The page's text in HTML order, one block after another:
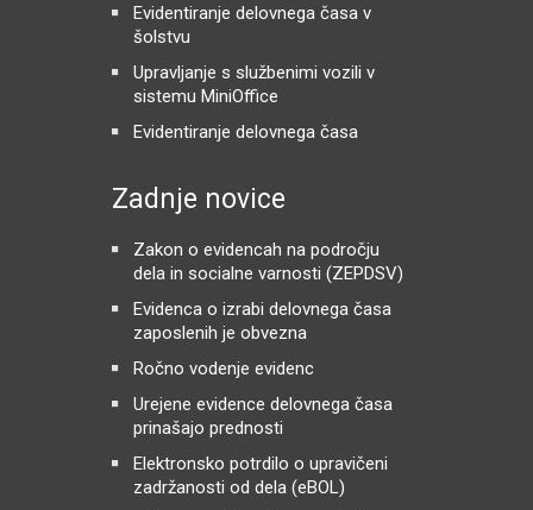
Evidentiranje delovnega časa v
šolstvu
Upravljanje s službenimi vozili v
sistemu MiniOffice
Evidentiranje delovnega časa
Zadnje novice
Zakon o evidencah na področju
dela in socialne varnosti (ZEPDSV)
Evidenca o izrabi delovnega časa
zaposlenih je obvezna
Ročno vodenje evidenc
Urejene evidence delovnega časa
prinašajo prednosti
Elektronsko potrdilo o upravičeni
zadržanosti od dela (eBOL)